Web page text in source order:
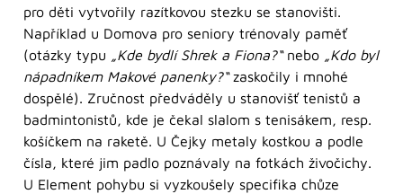
pro děti vytvořily razítkovou stezku se stanovišti.
Například u Domova pro seniory trénovaly paměť
(otázky typu „Kde bydlí Shrek a Fiona?“nebo „Kdo byl
nápadníkem Makové panenky?“zaskočily i mnohé
dospělé). Zručnost předváděly u stanovišť tenistů a
badmintonistů, kde je čekal slalom s tenisákem, resp.
košíčkem na raketě. U Čejky metaly kostkou a podle
čísla, které jim padlo poznávaly na fotkách živočichy.
U Element pohybu si vyzkoušely specifika chůze